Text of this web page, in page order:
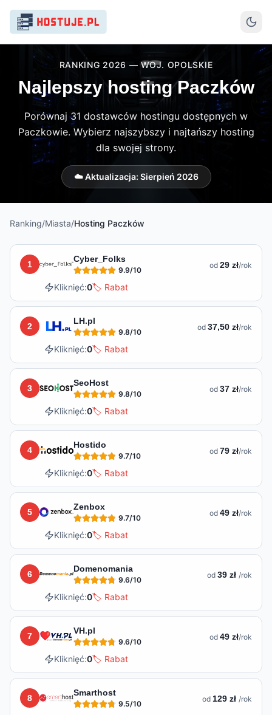
RANKING 2026 — WOJ. OPOLSKIE
Najlepszy hosting Paczków
Porównaj 31 dostawców hostingu dostępnych w
Paczkowie. Wybierz najszybszy i najtańszy hosting
dla swojej strony.
☁️ Aktualizacja: Sierpień 2026
Ranking/Miasta/Hosting Paczków
Lista hostingów dostępnych w
1
Cyber_Folks
9.9/10 od 29 zł/rok
Kliknięć:0🏷️ Rabat
2
LH.pl
9.8/10 od 37,50 zł/rok
Kliknięć:0🏷️ Rabat
3
SeoHost
9.8/10 od 37 zł/rok
Kliknięć:0🏷️ Rabat
4
Hostido
9.7/10 od 79 zł/rok
Kliknięć:0🏷️ Rabat
5
Zenbox
9.7/10 od 49 zł/rok
Kliknięć:0🏷️ Rabat
6
Domenomania
9.6/10 od 39 zł /rok
Kliknięć:0🏷️ Rabat
7
VH.pl
9.6/10 od 49 zł/rok
Kliknięć:0🏷️ Rabat
8
Smarthost
9.5/10 od 129 zł /rok